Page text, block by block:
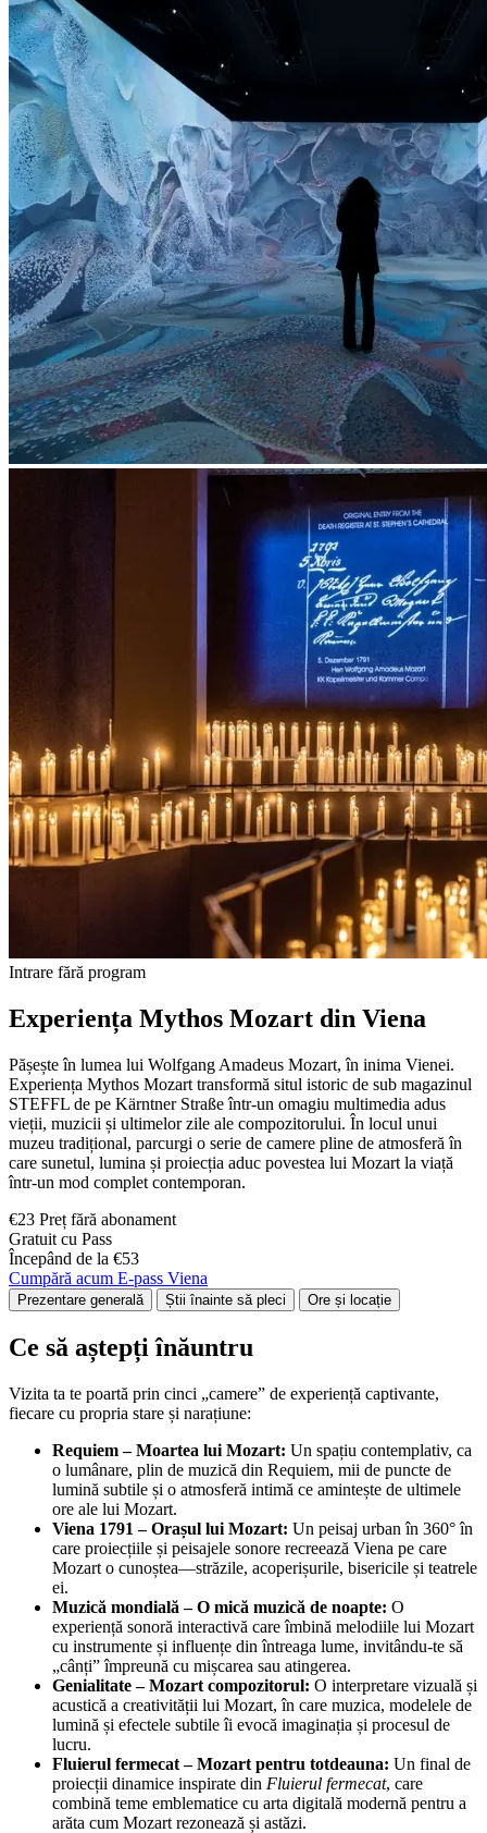
Intrare fără program
Experiența Mythos Mozart din Viena
Pășește în lumea lui Wolfgang Amadeus Mozart, în inima Vienei.
Experiența Mythos Mozart transformă situl istoric de sub magazinul
STEFFL de pe Kärntner Straße într-un omagiu multimedia adus
vieții, muzicii și ultimelor zile ale compozitorului. În locul unui
muzeu tradițional, parcurgi o serie de camere pline de atmosferă în
care sunetul, lumina și proiecția aduc povestea lui Mozart la viață
într-un mod complet contemporan.
€23 Preț fără abonament
Gratuit cu Pass
Începând de la €53
Cumpără acum E-pass Viena
Prezentare generală Știi înainte să pleci Ore și locație
Ce să aștepți înăuntru
Vizita ta te poartă prin cinci „camere” de experiență captivante,
fiecare cu propria stare și narațiune:
Requiem – Moartea lui Mozart: Un spațiu contemplativ, ca
o lumânare, plin de muzică din Requiem, mii de puncte de
lumină subtile și o atmosferă intimă ce amintește de ultimele
ore ale lui Mozart.
Viena 1791 – Orașul lui Mozart: Un peisaj urban în 360° în
care proiecțiile și peisajele sonore recreează Viena pe care
Mozart o cunoștea—străzile, acoperișurile, bisericile și teatrele
ei.
Muzică mondială – O mică muzică de noapte: O
experiență sonoră interactivă care îmbină melodiile lui Mozart
cu instrumente și influențe din întreaga lume, invitându-te să
„cânți” împreună cu mișcarea sau atingerea.
Genialitate – Mozart compozitorul: O interpretare vizuală și
acustică a creativității lui Mozart, în care muzica, modelele de
lumină și efectele subtile îi evocă imaginația și procesul de
lucru.
Fluierul fermecat – Mozart pentru totdeauna: Un final de
proiecții dinamice inspirate din Fluierul fermecat, care
combină teme emblematice cu arta digitală modernă pentru a
arăta cum Mozart rezonează și astăzi.